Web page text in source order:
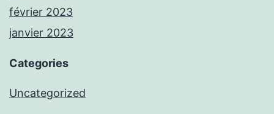
février 2023
janvier 2023
Categories
Uncategorized